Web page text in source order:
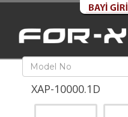
XAP-10000.1D